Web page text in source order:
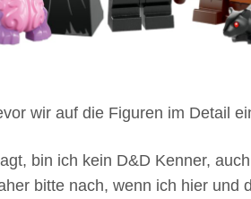
wir auf die Figuren im Detail
bin ich kein D&D Kenner,
bitte nach, wenn ich hier und